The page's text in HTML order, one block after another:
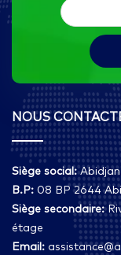
NOUS
Siège social:
B.P: 08 BP 2644
Siège secondaire:
étage
Email: